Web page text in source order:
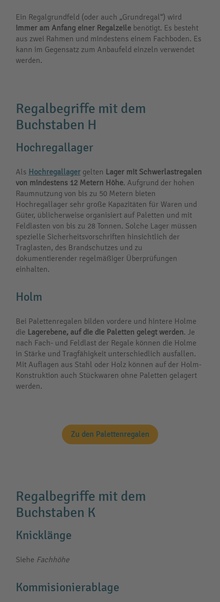
Ein Regalgrundfeld (oder auch „Grundregal“) wird
immer am Anfang einer Regalzeile benötigt. Es besteht
aus zwei Rahmen und mindestens einem Fachboden. Es
kann im Gegensatz zum Anbaufeld einzeln verwendet
werden.
Regalbegriffe mit dem
Buchstaben H
Hochregallager
Als Hochregallager gelten Lager mit Schwerlastregalen
von mindestens 12 Metern Höhe. Aufgrund der hohen
Raumnutzung von bis zu 50 Metern bieten
Hochregallager sehr große Kapazitäten für Waren und
Güter, üblicherweise organisiert auf Paletten und mit
Feldlasten von bis zu 28 Tonnen. Solche Lager müssen
spezielle Sicherheitsvorschriften hinsichtlich der
Traglasten, des Brandschutzes und zu
dokumentierender regelmäßiger Überprüfungen
einhalten.
Holm
Bei Palettenregalen bilden vordere und hintere Holme
die Lagerebene, auf die die Paletten gelegt werden. Je
nach Fach- und Feldlast der Regale können die Holme
in Stärke und Tragfähigkeit unterschiedlich ausfallen.
Mit Auflagen aus Stahl oder Holz können auf der Holm-
Konstruktion auch Stückwaren ohne Paletten gelagert
werden.
Zu den Palettenregalen
Regalbegriffe mit dem
Buchstaben K
Knicklänge
Siehe Fachhöhe
Kommisionierablage